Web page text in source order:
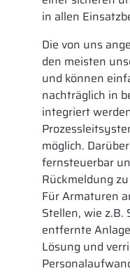
in allen
Die von uns
den meisten
und können
nachträglich in
integriert
möglich.
fernsteuerbar
Rückmeldung
Für Armaturen
Stellen, wie z.B.
entfernte
Lösung und